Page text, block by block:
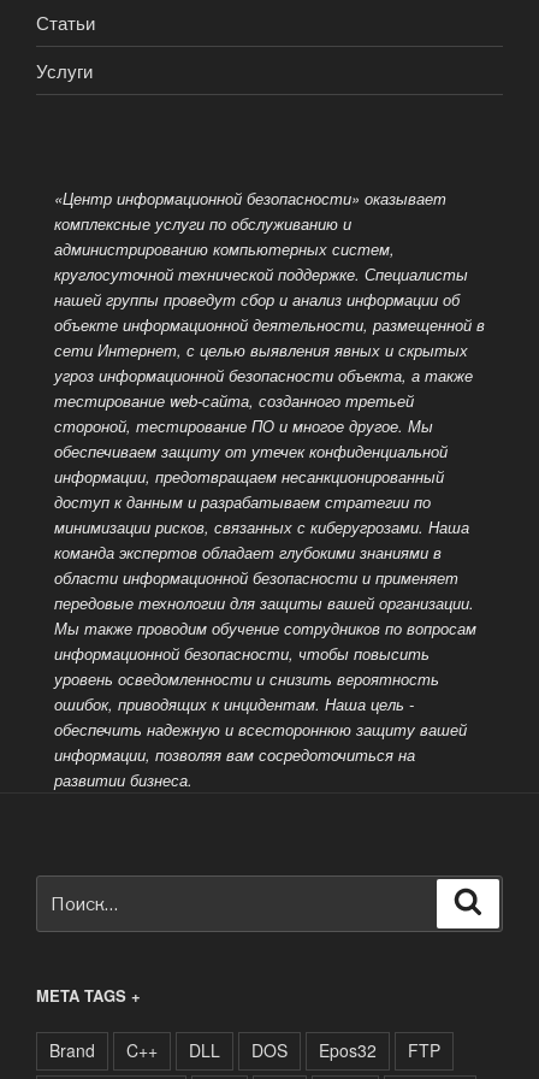
Статьи
Услуги
«Центр информационной безопасности» оказывает
комплексные услуги по обслуживанию и
администрированию компьютерных систем,
круглосуточной технической поддержке. Специалисты
нашей группы проведут сбор и анализ информации об
объекте информационной деятельности, размещенной в
сети Интернет, с целью выявления явных и скрытых
угроз информационной безопасности объекта, а также
тестирование web-сайта, созданного третьей
стороной, тестирование ПО и многое другое. Мы
обеспечиваем защиту от утечек конфиденциальной
информации, предотвращаем несанкционированный
доступ к данным и разрабатываем стратегии по
минимизации рисков, связанных с киберугрозами. Наша
команда экспертов обладает глубокими знаниями в
области информационной безопасности и применяет
передовые технологии для защиты вашей организации.
Мы также проводим обучение сотрудников по вопросам
информационной безопасности, чтобы повысить
уровень осведомленности и снизить вероятность
ошибок, приводящих к инцидентам. Наша цель -
обеспечить надежную и всестороннюю защиту вашей
информации, позволяя вам сосредоточиться на
развитии бизнеса.
META TAGS +
Brand C++ DLL DOS Epos32
FTP